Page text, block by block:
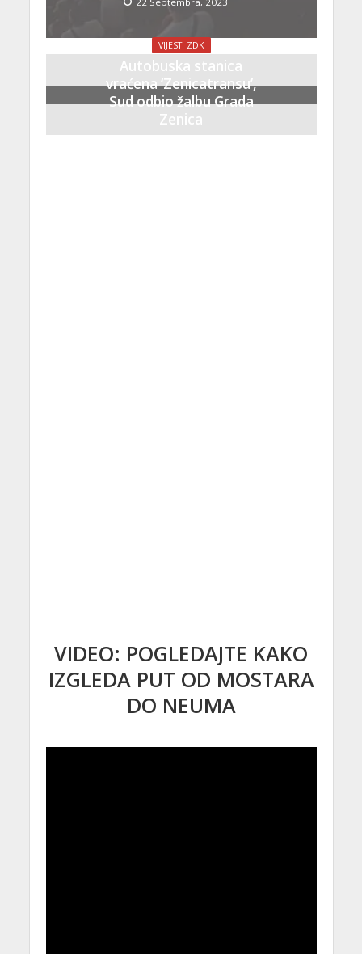
VIJESTI ZDK
Autobuska stanica
vraćena ‘Zenicatransu’,
Sud odbio žalbu Grada
Zenica
VIDEO: POGLEDAJTE KAKO
IZGLEDA PUT OD MOSTARA
DO NEUMA